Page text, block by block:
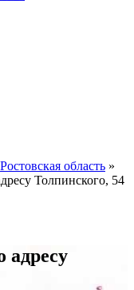
Ростовская область »
Толпинского, 54
адресу